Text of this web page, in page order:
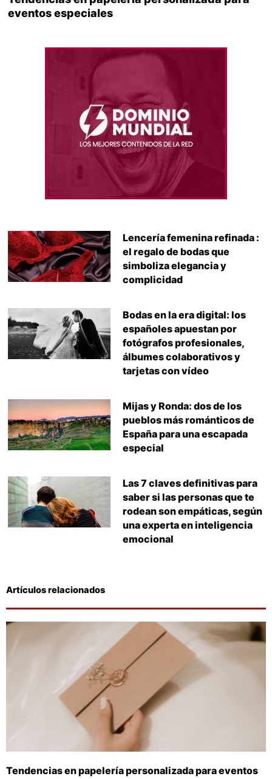
eventos especiales
Lencería femenina refinada :
el regalo de bodas que
simboliza elegancia y
complicidad
Bodas en la era digital: los
españoles apuestan por
fotógrafos profesionales,
álbumes colaborativos y
tarjetas con vídeo
Mijas y Ronda: dos de los
pueblos más románticos de
España para una escapada
especial
Las 7 claves definitivas para
saber si las personas que te
rodean son empáticas, según
una experta en inteligencia
emocional
Artículos relacionados
Tendencias en papelería personalizada para eventos